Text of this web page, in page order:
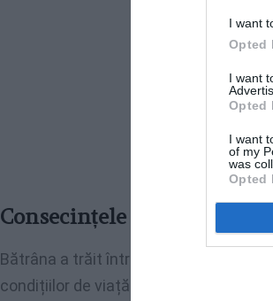
I want
Opted
I want
Opted
I want
of my
was
Opted
Consecințele abuzului
Bătrâna a trăit într-o stare constantă
condițiilor de viață impuse de